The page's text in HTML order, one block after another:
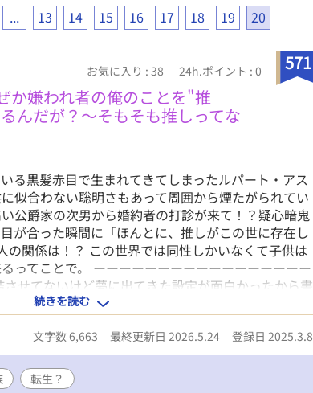
... 13 14 15 16 17 18 19 20
571
お気に入り : 38 24h.ポイント : 0
か嫌われ者の俺のことを"推
んだが？〜そもそも推しってな
る黒髪赤目で生まれてきてしまったルパート・アス
似合わない聡明さもあって周囲から煙たがられてい
公爵家の次男から婚約者の打診が来て！？疑心暗鬼
が合った瞬間に「ほんとに、推しがこの世に存在し
の関係は！？ この世界では同性しかいなくて子供は
ってことで。 ーーーーーーーーーーーーーーーーー
せてないけど夢に出てきた設定が面白かったから書
くらいいったら（行くわけがない笑）続き書くか
あったためゆっくりちょこちょこ書いていこうかな
定を忘れてたので題名変えちゃいました。
続きを読む
文字数 6,663 最終更新日 2026.5.24 登録日 2025.3.8
転生？